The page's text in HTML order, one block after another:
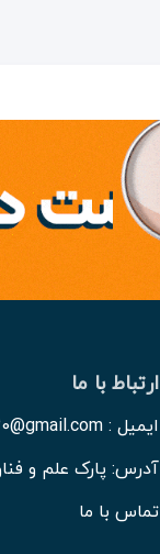
ارتباط با ما
ایمیل : kermanshahgasht2020@gmail.com
آدرس: پارک علم و
تماس با ما